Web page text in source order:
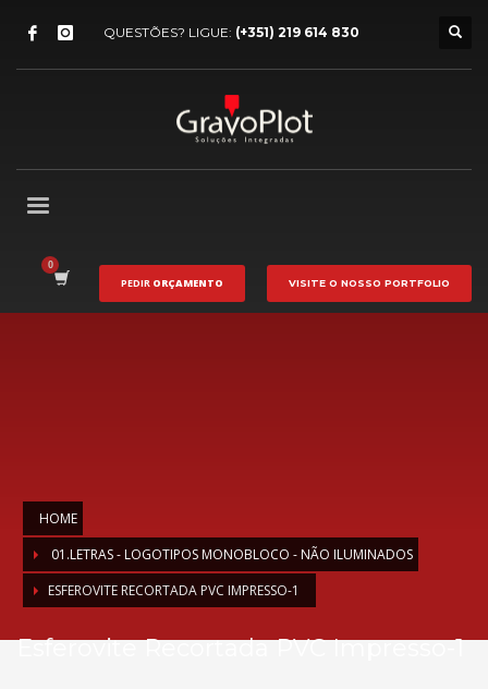
QUESTÕES? LIGUE: (+351) 219 614 830
PEDIR ORÇAMENTO VISITE O NOSSO PORTFOLIO
HOME
01.LETRAS - LOGOTIPOS MONOBLOCO - NÃO ILUMINADOS
ESFEROVITE RECORTADA PVC IMPRESSO-1
Esferovite Recortada PVC Impresso-1